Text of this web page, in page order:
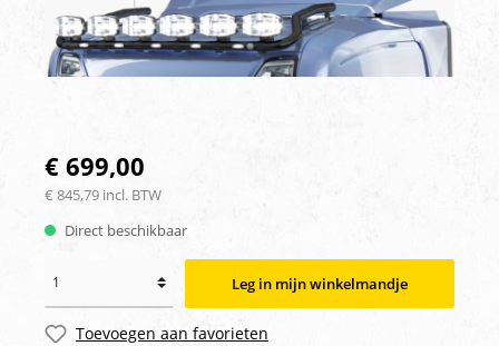
€ 699,00
€ 845,79 incl. BTW
Direct beschikbaar
Leg in mijn winkelmandje
Toevoegen aan favorieten